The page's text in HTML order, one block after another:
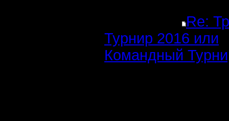
Re:
Турнир 2016 или
Командный